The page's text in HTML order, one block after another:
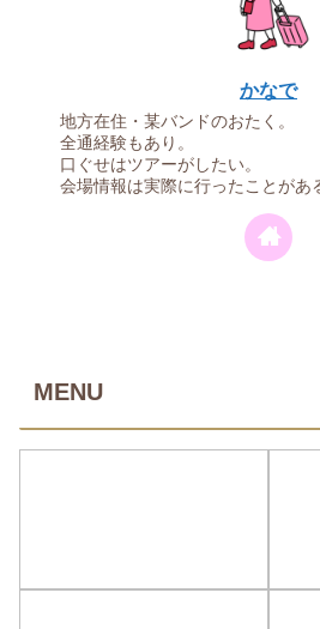
かなで
地方在住・某バンドのおたく。
全通経験もあり。
口ぐせはツアーがしたい。
会場情報は実際に行ったことがあ
MENU